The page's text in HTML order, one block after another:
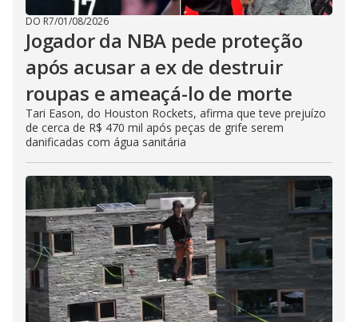
DO R7/01/08/2026
Jogador da NBA pede proteção
após acusar a ex de destruir
roupas e ameaçá-lo de morte
Tari Eason, do Houston Rockets, afirma que teve prejuízo
de cerca de R$ 470 mil após peças de grife serem
danificadas com água sanitária